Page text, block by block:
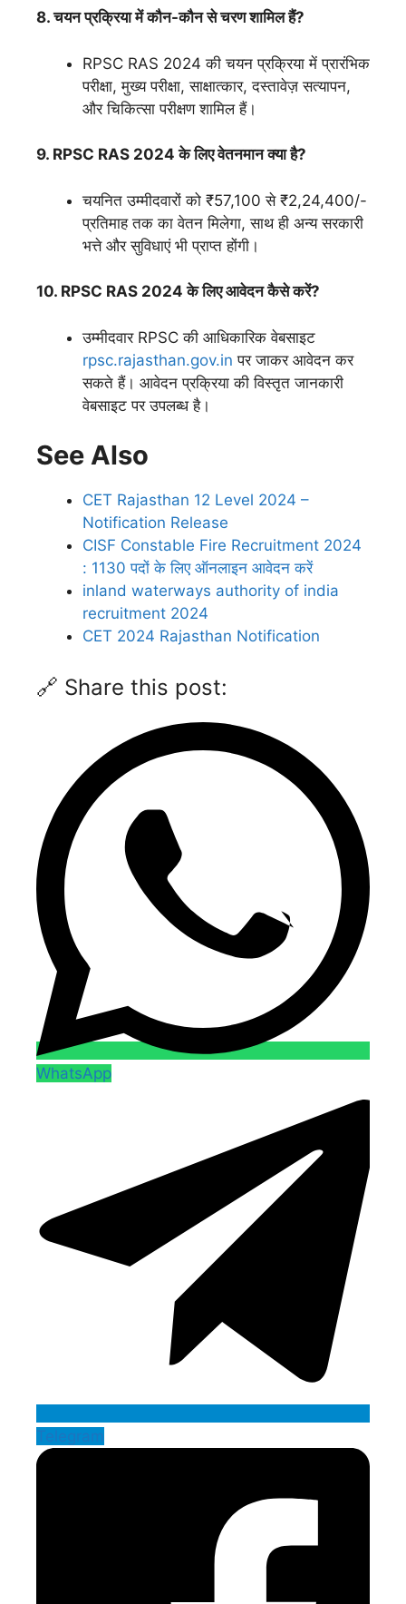
8. चयन प्रक्रिया में कौन-कौन से चरण शामिल हैं?
RPSC RAS 2024 की चयन प्रक्रिया में प्रारंभिक
परीक्षा, मुख्य परीक्षा, साक्षात्कार, दस्तावेज़ सत्यापन,
और चिकित्सा परीक्षण शामिल हैं।
9. RPSC RAS 2024 के लिए वेतनमान क्या है?
चयनित उम्मीदवारों को ₹57,100 से ₹2,24,400/-
प्रतिमाह तक का वेतन मिलेगा, साथ ही अन्य सरकारी
भत्ते और सुविधाएं भी प्राप्त होंगी।
10. RPSC RAS 2024 के लिए आवेदन कैसे करें?
उम्मीदवार RPSC की आधिकारिक वेबसाइट
rpsc.rajasthan.gov.in पर जाकर आवेदन कर
सकते हैं। आवेदन प्रक्रिया की विस्तृत जानकारी
वेबसाइट पर उपलब्ध है।
See Also
CET Rajasthan 12 Level 2024 –
Notification Release
CISF Constable Fire Recruitment 2024
: 1130 पदों के लिए ऑनलाइन आवेदन करें
inland waterways authority of india
recruitment 2024
CET 2024 Rajasthan Notification
🔗 Share this post:
WhatsApp
Telegram